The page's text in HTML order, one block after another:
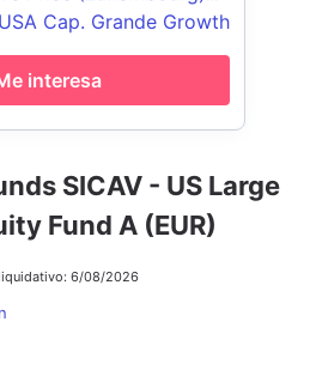
SICAV - US Large
Fund A (EUR)
6/08/2026
r.l. Cap. Grande Growth
interesa